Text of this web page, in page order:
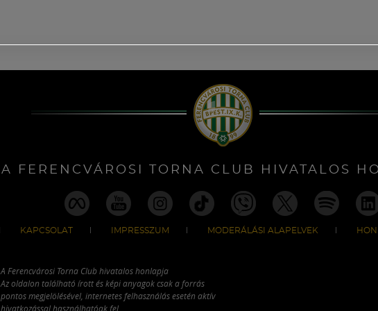
A FERENCVÁROSI TORNA CLUB HIVATALOS
KAPCSOLAT IMPRESSZUM MODERÁLÁSI ALAPELVEK
A Ferencvárosi Torna Club hivatalos honlapja
Az oldalon található írott és képi anyagok csak a forrás
pontos megjelölésével, internetes felhasználás esetén aktív
hivatkozással használhatóak fel.